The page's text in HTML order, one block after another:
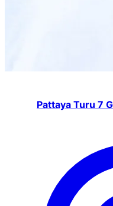
Pattaya Turu 7